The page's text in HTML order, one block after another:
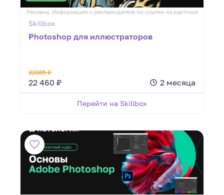
Реклама. Информация о рекламодателе по ссылке на карточке
Skillbox
Photoshop для иллюстраторов
32085 ₽
22 460 ₽ 2 месяца
Перейти на Skillbox